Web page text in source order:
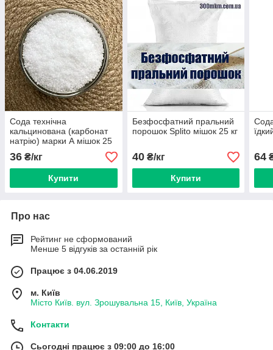
Сода технічна
кальцинована (карбонат
натрію) марки А мішок 25
кг
36 ₴/кг
Купити
Безфосфатний пральний
порошок Splito мішок 25 кг
40₴/кг
Купити
64
Про нас
Рейтинг не сформований
Менше 5 відгуків за останній рік
Працює з 04.06.2019
м. Київ
Місто Київ. вул. Зрошувальна 15, Київ, Україна
Контакти
Сьогодні працює з 09:00 до 16:00